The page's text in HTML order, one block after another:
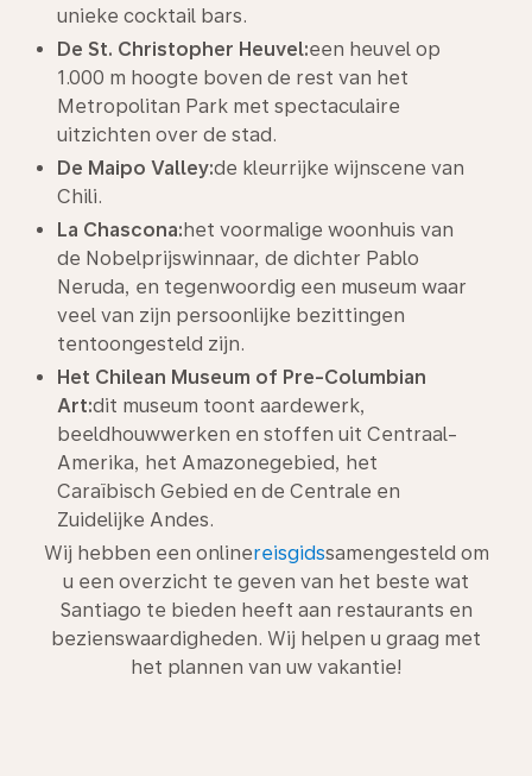
unieke cocktail bars.
De St. Christopher Heuvel:een heuvel op
1.000 m hoogte boven de rest van het
Metropolitan Park met spectaculaire
uitzichten over de stad.
De Maipo Valley:de kleurrijke wijnscene van
Chili.
La Chascona:het voormalige woonhuis van
de Nobelprijswinnaar, de dichter Pablo
Neruda, en tegenwoordig een museum waar
veel van zijn persoonlijke bezittingen
tentoongesteld zijn.
Het Chilean Museum of Pre-Columbian
Art:dit museum toont aardewerk,
beeldhouwwerken en stoffen uit Centraal-
Amerika, het Amazonegebied, het
Caraïbisch Gebied en de Centrale en
Zuidelijke Andes.
Wij hebben een onlinereisgidssamengesteld om
u een overzicht te geven van het beste wat
Santiago te bieden heeft aan restaurants en
bezienswaardigheden. Wij helpen u graag met
het plannen van uw vakantie!